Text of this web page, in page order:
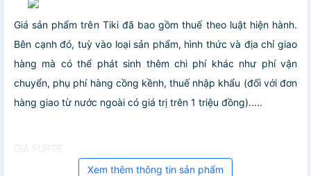
Giá sản phẩm trên Tiki đã bao gồm thuế theo luật hiện hành.
Bên cạnh đó, tuỳ vào loại sản phẩm, hình thức và địa chỉ giao
hàng mà có thể phát sinh thêm chi phí khác như phí vận
chuyển, phụ phí hàng cồng kềnh, thuế nhập khẩu (đối với đơn
hàng giao từ nước ngoài có giá trị trên 1 triệu đồng).....
Giá SURGE
Xem thêm thông tin sản phẩm